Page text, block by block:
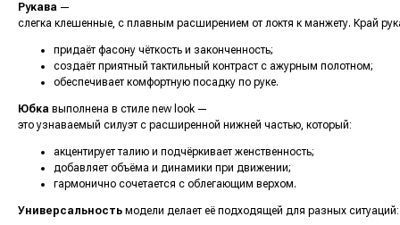
Рукава —
слегка клешенные, с плавным расширением от локтя к манжету. Край
придаёт фасону чёткость и законченность;
создаёт приятный тактильный контраст с ажурным полотном;
обеспечивает комфортную посадку по руке.
Юбка выполнена в стиле new look —
это узнаваемый силуэт с расширенной нижней частью, который:
акцентирует талию и подчёркивает женственность;
добавляет объёма и динамики при движении;
гармонично сочетается с облегающим верхом.
Универсальность модели делает её подходящей для разных ситуаций: